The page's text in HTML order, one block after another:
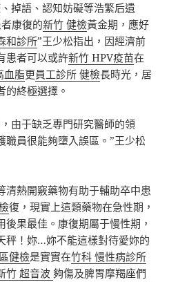
掉語、認知妨礙等浩繁后遺
康復的新竹 健檢黃金期，應好
和診所”王少松指出，因經濟前
患者可以或許新竹 HPV疫苗在
血脂更員工診所 健檢長時光，居
的終極選擇。
由于缺乏專門研究醫師的領
職員很能夠墮入誤區。”王少松
清熱開竅藥物有助于輔助卒中患
復，現實上這類藥物在急性期，
果最佳。康復期屬于慢性期，
秤！妳…妳不能這樣對待愛妳的
健檢是實實在竹科 慢性病診所
竹 超音波夠傷及脾胃摩羯座們